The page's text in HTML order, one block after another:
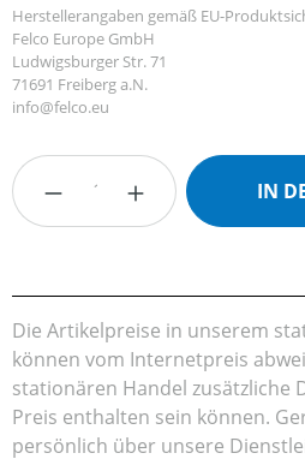
Herstellerangaben gemäß EU-
Felco Europe GmbH
Ludwigsburger Str. 71
71691 Freiberg a.N.
info@felco.eu
Produkt Anzahl: Gib
IN
Die Artikelpreise in unserem
können vom Internetpreis
stationären Handel zusätzliche
Preis enthalten sein können.
persönlich über unsere